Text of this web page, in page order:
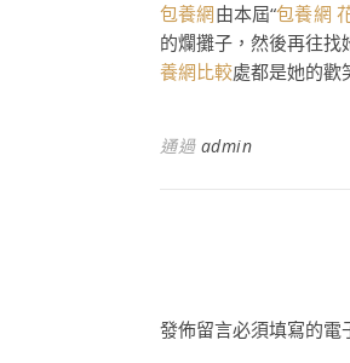
包養網由本屆“包養網
的爛攤子，然後再往找
養網比較處都是她的歡
通過 admin
發佈留言必須填寫的電